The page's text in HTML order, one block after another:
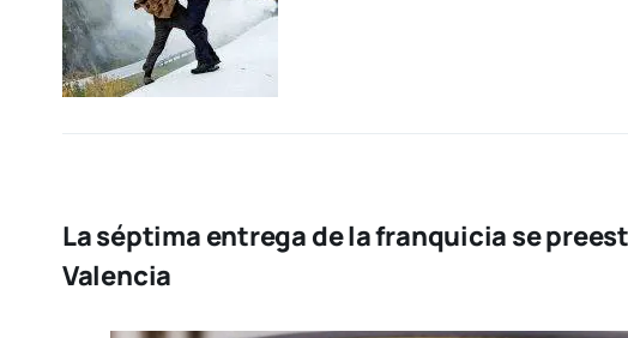
La séptima entrega de la franquicia se
Valencia